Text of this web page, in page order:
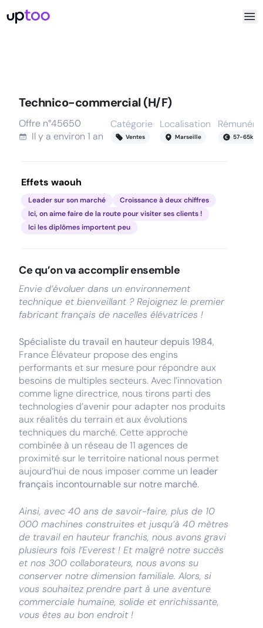
Technico-commercial (H/F)
Offre n°45650
Il y a environ 1 an
Catégorie
Ventes
Localisation
Marseille 57-65k
Effets waouh
Leader sur son marché
Croissance à deux chiffres
Ici, on aime faire de la route pour visiter ses clients !
Ici les diplômes importent peu
Ce qu’on va accomplir ensemble
Envie d’évoluer dans un environnement
technique et bienveillant ? Rejoignez le premier
fabricant français de nacelles élévatrices !
Spécialiste du travail en hauteur depuis 1984,
France Élévateur propose des engins
performants et sur mesure pour répondre aux
besoins de multiples secteurs. Avec l’innovation
comme ligne directrice, nous tirons parti des
technologies d’avenir pour adapter nos produits
aux réalités du terrain et aux évolutions
techniques du marché. Cette approche
combinée à un réseau de 11 agences de
proximité sur le territoire national nous permet
aujourd’hui de nous imposer comme un leader
français incontournable sur notre marché.
Ainsi, avec 40 ans de savoir-faire, plus de 10
000 machines construites et jusqu’à 40 mètres
de travail en hauteur franchis, nous avons gravi
plusieurs fois l’Everest ! Et malgré notre succès
et nos 300 collaborateurs, nous avons su
conserver notre dimension familiale. Alors, si
vous souhaitez prendre part à une aventure
commerciale humaine, solide et enrichissante,
vous êtes au bon endroit !